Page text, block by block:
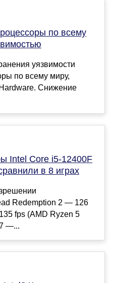
по всему
уязвимости
по всему миру,
Снижение
Intel Core i5-12400F
в 8 играх
Redemption 2 — 126
fps (AMD Ryzen 5
—...